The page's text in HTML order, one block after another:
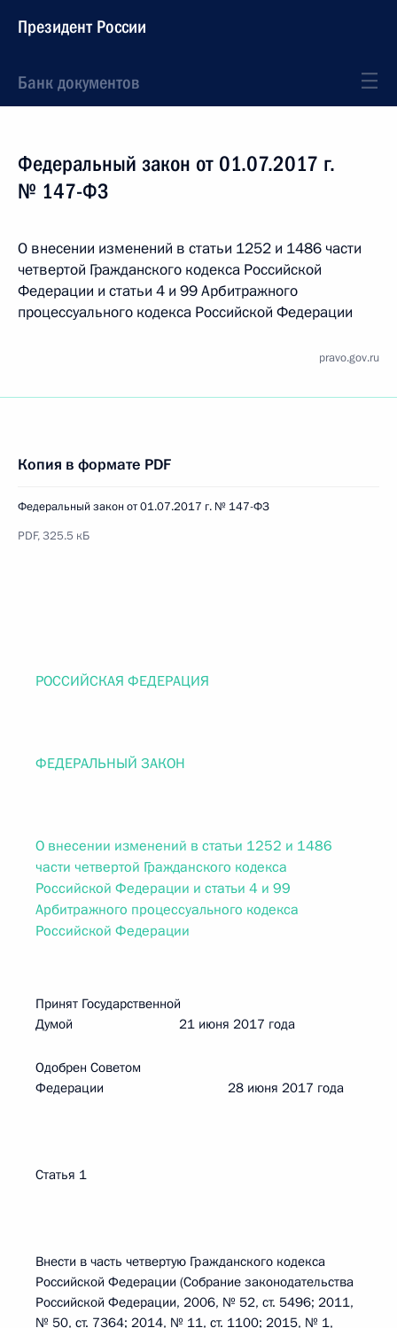
Президент России
Банк документов
Федеральный закон от 01.07.2017 г.
№ 147-ФЗ
О внесении изменений в статьи 1252 и 1486 части
четвертой Гражданского кодекса Российской
Федерации и статьи 4 и 99 Арбитражного
процессуального кодекса Российской Федерации
pravo.gov.ru
Копия в формате PDF
Федеральный закон от 01.07.2017 г. № 147-ФЗ
PDF, 325.5 кБ
РОССИЙСКАЯ ФЕДЕРАЦИЯ
ФЕДЕРАЛЬНЫЙ ЗАКОН
О внесении изменений в статьи 1252 и 1486
части четвертой Гражданского кодекса
Российской Федерации и статьи 4 и 99
Арбитражного процессуального кодекса
Российской Федерации
Принят Государственной
Думой 21 июня 2017 года
Одобрен Советом
Федерации 28 июня 2017 года
Статья 1
Внести в часть четвертую Гражданского кодекса
Российской Федерации (Собрание законодательства
Российской Федерации, 2006, № 52, ст. 5496; 2011,
№ 50, ст. 7364; 2014, № 11, ст. 1100; 2015, № 1,